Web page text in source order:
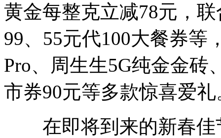
黄金每整克立减78元，
99、55元代100大餐券等
Pro、周生生5G纯金金砖
市券90元等多款惊喜爱礼
在即将到来的新春佳